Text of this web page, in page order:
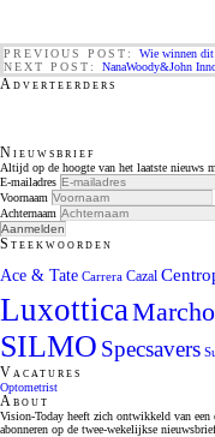
PREVIOUS POST: Wie winnen dit
NEXT POST: NanaWoody&John
Adverteerders
Nieuwsbrief
Altijd op de hoogte van het laatste nieuws
E-mailadres
Voornaam
Achternaam
Steekwoorden
Ace & Tate Carrera Cazal
Luxottica
SILMO Specsavers
Vacatures
Optometrist
About
Vision-Today heeft zich ontwikkeld van
abonneren op de twee-wekelijkse nieuwsbrief